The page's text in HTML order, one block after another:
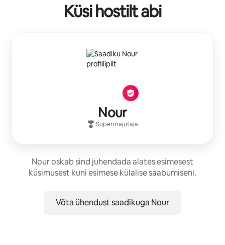
Küsi hostilt abi
Nour
Supermajutaja
Nour oskab sind juhendada alates esimesest
küsimusest kuni esimese külalise saabumiseni.
Võta ühendust saadikuga Nour